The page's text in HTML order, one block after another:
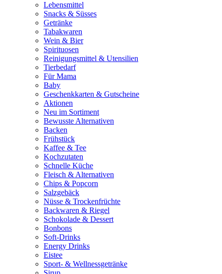
Lebensmittel
Snacks & Süsses
Getränke
Tabakwaren
Wein & Bier
Spirituosen
Reinigungsmittel & Utensilien
Tierbedarf
Für Mama
Baby
Geschenkkarten & Gutscheine
Aktionen
Neu im Sortiment
Bewusste Alternativen
Backen
Frühstück
Kaffee & Tee
Kochzutaten
Schnelle Küche
Fleisch & Alternativen
Chips & Popcorn
Salzgebäck
Nüsse & Trockenfrüchte
Backwaren & Riegel
Schokolade & Dessert
Bonbons
Soft-Drinks
Energy Drinks
Eistee
Sport- & Wellnessgetränke